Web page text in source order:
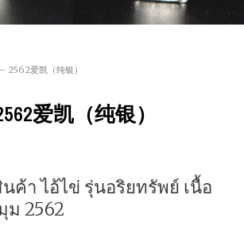
2562爱凯（纯银）
爱凯（纯银）
ค้า ไอ้ไข่ รุ่นอริยทรัพย์ เนื้อ
ม 2562